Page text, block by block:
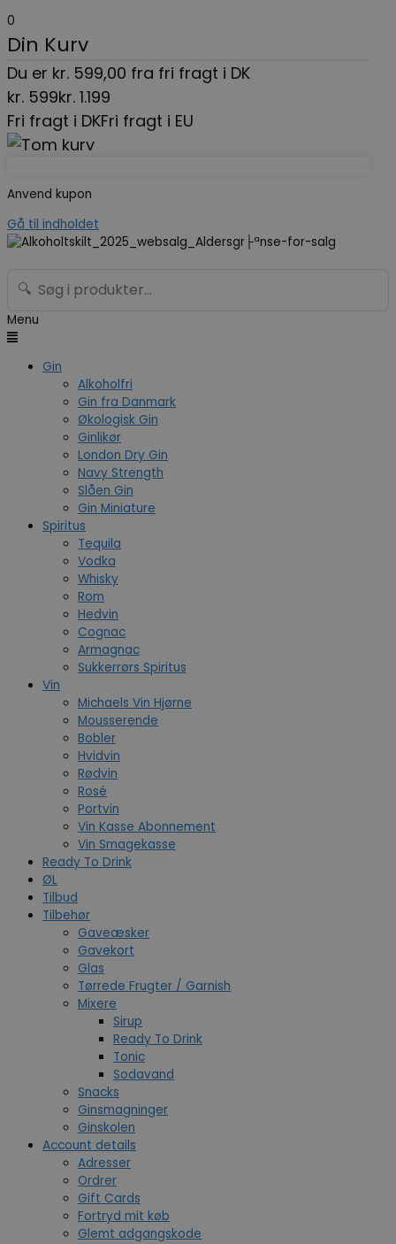
0
Din Kurv
Du er kr. 599,00 fra fri fragt i DK
kr. 599kr. 1.199
Fri fragt i DKFri fragt i EU
Anvend kupon
Gå til indholdet
🔍
Menu
Gin
Alkoholfri
Gin fra Danmark
Økologisk Gin
Ginlikør
London Dry Gin
Navy Strength
Slåen Gin
Gin Miniature
Spiritus
Tequila
Vodka
Whisky
Rom
Hedvin
Cognac
Armagnac
Sukkerrørs Spiritus
Vin
Michaels Vin Hjørne
Mousserende
Bobler
Hvidvin
Rødvin
Rosé
Portvin
Vin Kasse Abonnement
Vin Smagekasse
Ready To Drink
ØL
Tilbud
Tilbehør
Gaveæsker
Gavekort
Glas
Tørrede Frugter / Garnish
Mixere
Sirup
Ready To Drink
Tonic
Sodavand
Snacks
Ginsmagninger
Ginskolen
Account details
Adresser
Ordrer
Gift Cards
Fortryd mit køb
Glemt adgangskode